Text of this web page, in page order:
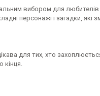
вибором для любителів
персонажі і загадки,
для тих, хто
кінця.